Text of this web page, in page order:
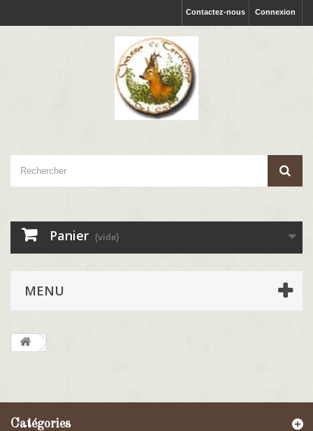
Connexion
Contactez-nous
Panier (vide)
MENU
Catégories